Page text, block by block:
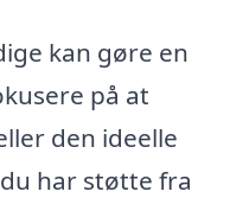
kan gøre en
på at
den ideelle
har støtte fra